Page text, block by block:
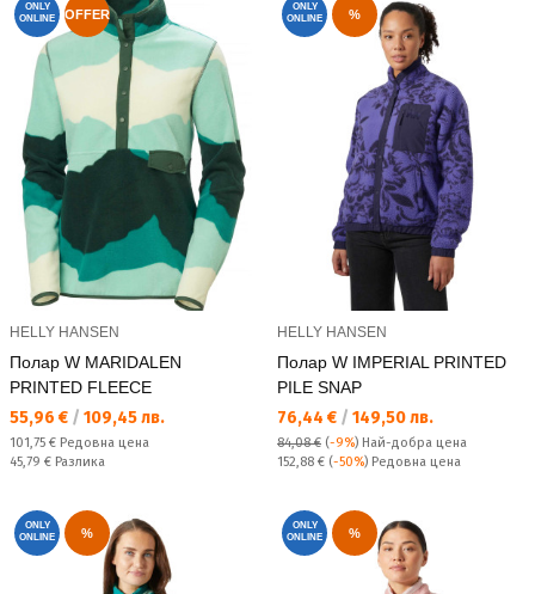
ONLY
ONLINE
OFFER
HELLY HANSEN
Полар W MARIDALEN
PRINTED FLEECE
Текуща цена:
55,96 € / 109,45 лв.
Редовна цена:
101,75 € Редовна цена
Спестявате:
45,79 € Разлика
ONLY
ONLINE
%
HELLY HANSEN
Полар W IMPERIAL PRINTED
PILE SNAP
Текуща цена:
76,44 € / 149,50 лв.
84,08 € (-9%) Най-добра цена
Редовна цена:
152,88 € (-50%) Редовна цена
ONLY
ONLINE
%
ONLY
ONLINE
%